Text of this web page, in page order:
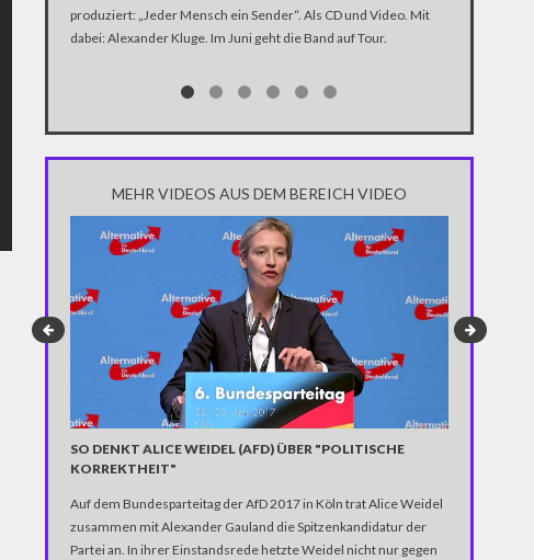
produziert: „Jeder Mensch ein Sender“. Als CD und Video. Mit
dabei: Alexander Kluge. Im Juni geht die Band auf Tour.
MEHR VIDEOS AUS DEM BEREICH VIDEO
SO DENKT ALICE WEIDEL (AFD) ÜBER "POLITISCHE
KORREKTHEIT"
Auf dem Bundesparteitag der AfD 2017 in Köln trat Alice Weidel
zusammen mit Alexander Gauland die Spitzenkandidatur der
Partei an. In ihrer Einstandsrede hetzte Weidel nicht nur gegen